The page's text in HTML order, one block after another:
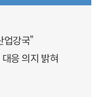
강국”
응 의지 밝혀